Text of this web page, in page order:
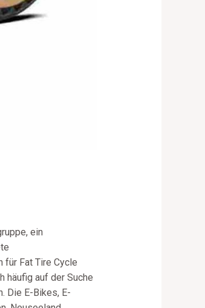
ein
für Fat Tire Cycle
häufig auf der Suche
Die E-Bikes, E-